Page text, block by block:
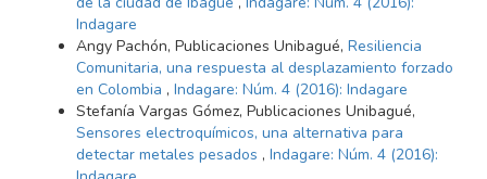
Indagare
Angy Pachón, Publicaciones Unibagué, Resiliencia
Comunitaria, una respuesta al desplazamiento forzado
en Colombia , Indagare: Núm. 4 (2016): Indagare
Stefanía Vargas Gómez, Publicaciones Unibagué,
Sensores electroquímicos, una alternativa para
detectar metales pesados , Indagare: Núm. 4 (2016):